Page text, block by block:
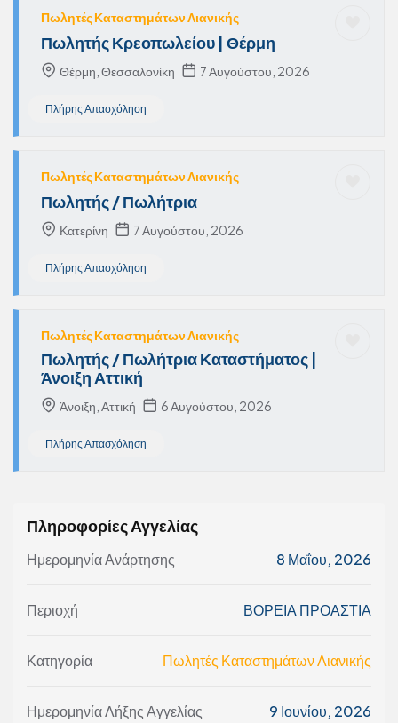
Πωλητές Καταστημάτων Λιανικής
Πωλητής Κρεοπωλείου | Θέρμη
Θέρμη, Θεσσαλονίκη 7 Αυγούστου, 2026
Πλήρης Απασχόληση
Πωλητές Καταστημάτων Λιανικής
Πωλητής / Πωλήτρια
Κατερίνη 7 Αυγούστου, 2026
Πλήρης Απασχόληση
Πωλητές Καταστημάτων Λιανικής
Πωλητής / Πωλήτρια Καταστήματος |
Άνοιξη Αττική
Άνοιξη, Αττική 6 Αυγούστου, 2026
Πλήρης Απασχόληση
Πληροφορίες Αγγελίας
Ημερομηνία Ανάρτησης 8 Μαΐου, 2026
Περιοχή ΒΟΡΕΙΑ ΠΡΟΑΣΤΙΑ
Κατηγορία Πωλητές Καταστημάτων Λιανικής
Ημερομηνία Λήξης Αγγελίας 9 Ιουνίου, 2026